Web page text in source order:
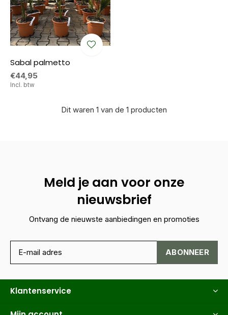
Sabal palmetto
€44,95
Incl. btw
Dit waren 1 van de 1 producten
Meld je aan voor onze
nieuwsbrief
Ontvang de nieuwste aanbiedingen en promoties
ABONNEER
Klantenservice